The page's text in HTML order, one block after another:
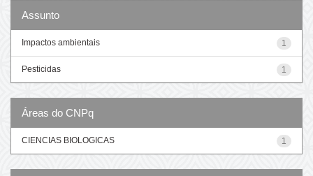
Assunto
1
Impactos ambientais
1
Pesticidas
Áreas do CNPq
1
CIENCIAS BIOLOGICAS